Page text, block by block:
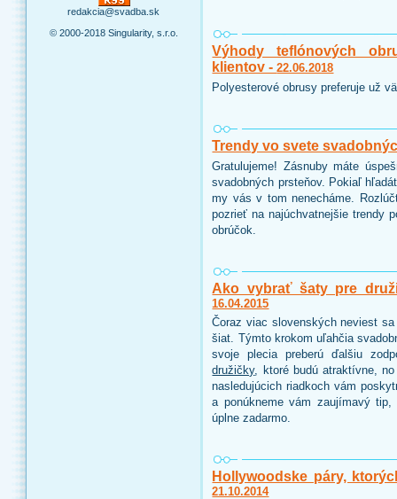
redakcia@svadba.sk
© 2000-2018 Singularity, s.r.o.
Výhody teflónových
klientov -22.06.2018
Polyesterové obrusy preferuje už
Trendy vo svete
Gratulujeme! Zásnuby máte
svadobných prsteňov. Pokiaľ
my vás v tom nenecháme.
pozrieť na najúchvatnejšie trendy
obrúčok.
Ako vybrať šaty pre
16.04.2015
Čoraz viac slovenských neviest
šiat. Týmto krokom uľahčia
svoje plecia preberú ďalšiu
družičky, ktoré budú atraktívne,
nasledujúcich riadkoch vám
a ponúkneme vám zaujímavý
úplne zadarmo.
Hollywoodske páry,
21.10.2014